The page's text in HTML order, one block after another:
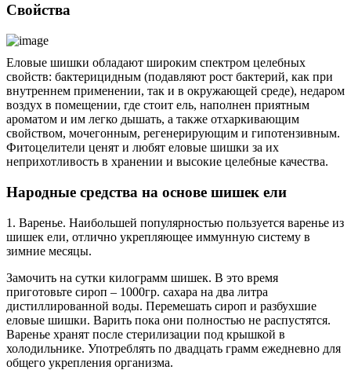
Свойства
Еловые шишки обладают широким спектром целебных
свойств: бактерицидным (подавляют рост бактерий, как при
внутреннем применении, так и в окружающей среде), недаром
воздух в помещении, где стоит ель, наполнен приятным
ароматом и им легко дышать, а также отхаркивающим
свойством, мочегонным, регенерирующим и гипотензивным.
Фитоцелители ценят и любят еловые шишки за их
неприхотливость в хранении и высокие целебные качества.
Народные средства на основе шишек ели
1. Варенье. Наибольшей популярностью пользуется варенье из
шишек ели, отлично укрепляющее иммунную систему в
зимние месяцы.
Замочить на сутки килограмм шишек. В это время
приготовьте сироп – 1000гр. сахара на два литра
дистиллированной воды. Перемешать сироп и разбухшие
еловые шишки. Варить пока они полностью не распустятся.
Варенье хранят после стерилизации под крышкой в
холодильнике. Употреблять по двадцать грамм ежедневно для
общего укрепления организма.